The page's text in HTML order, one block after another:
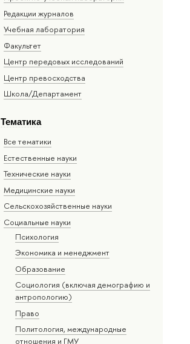
Редакции журналов
Учебная лаборатория
Факультет
Центр передовых исследований
Центр превосходства
Школа/Департамент
Тематика
Все тематики
Естественные науки
Тех­ничес­кие науки
Медицинские науки
Сельскохозяйственные науки
Социальные науки
Психология
Экономика и менеджмент
Образование
Социология (включая демографию и
антропологию)
Право
Политология, международные
отношения и ГМУ